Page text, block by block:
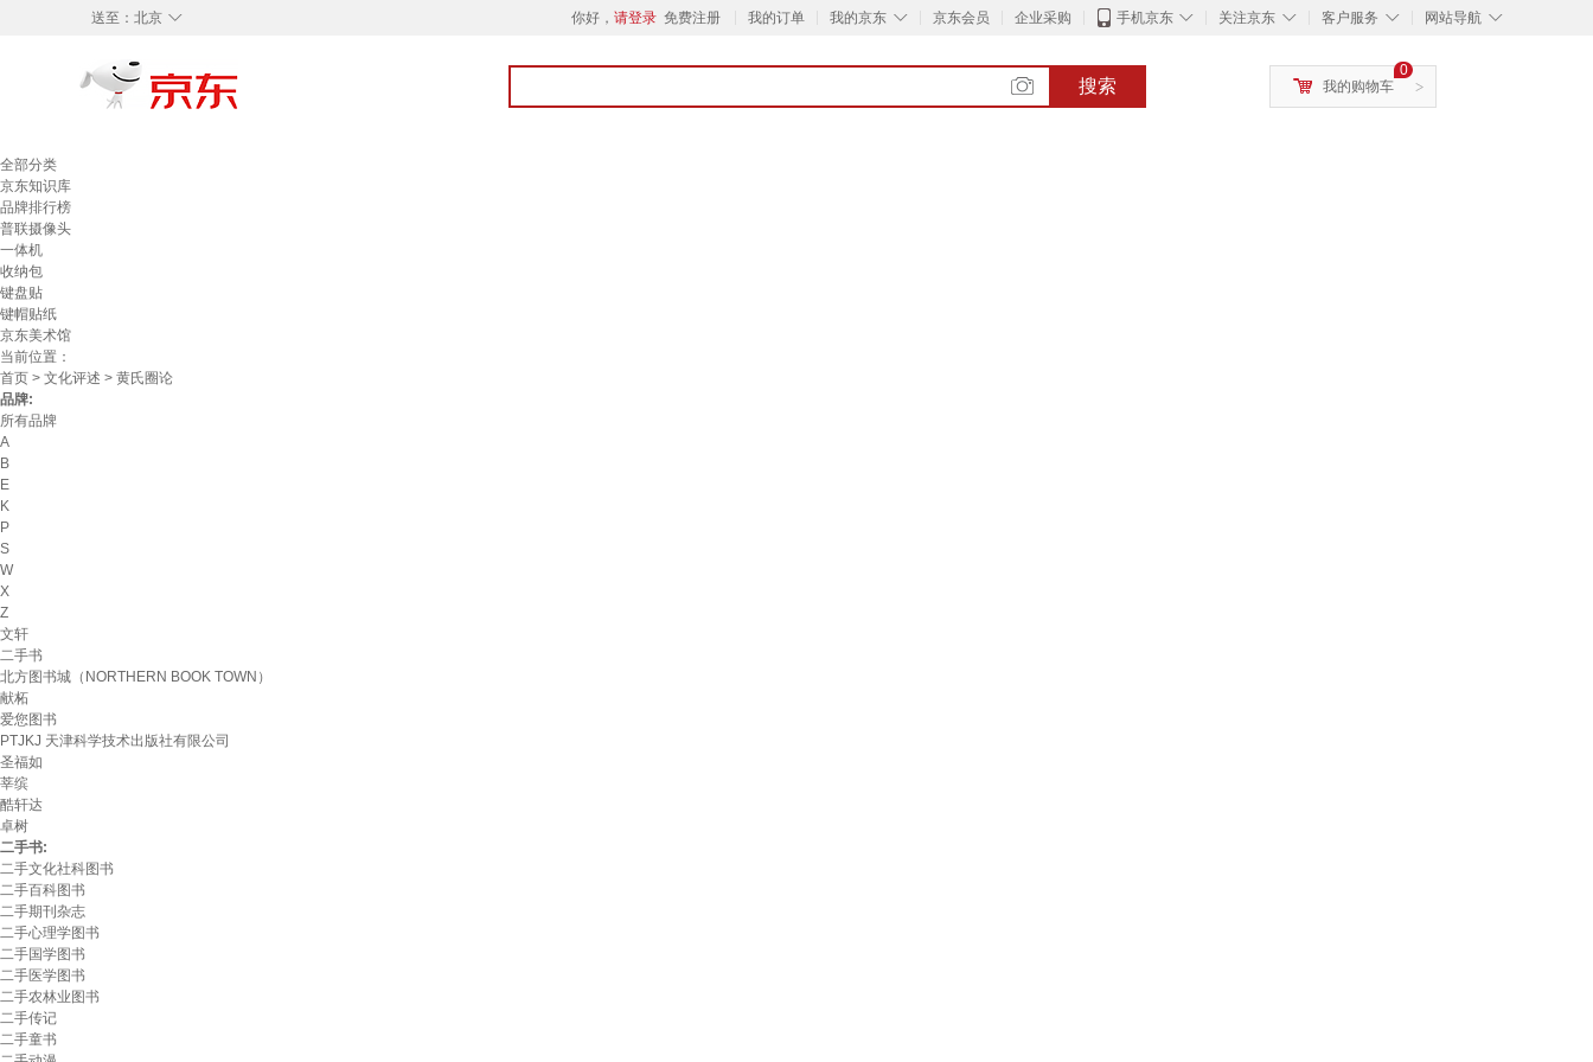
◇
送至： 北京 你好， 请登录 免费注册 我的订单 ◇
我的京东 京东会员 企业采购 ◇
手机京东 ◇
关注京东 ◇
客户服务 ◇
网站导航
搜索 >
0
我的购物车
全部分类
京东知识库
品牌排行榜
普联摄像头
一体机
收纳包
键盘贴
键帽贴纸
京东美术馆
当前位置：
首页 > 文化评述 > 黄氏圈论
品牌:
所有品牌
A
B
E
K
P
S
W
X
Z
文轩
二手书
北方图书城（NORTHERN BOOK TOWN）
献柘
爱您图书
PTJKJ 天津科学技术出版社有限公司
圣福如
莘缤
酷轩达
卓树
二手书:
二手文化社科图书
二手百科图书
二手期刊杂志
二手心理学图书
二手国学图书
二手医学图书
二手农林业图书
二手传记
二手童书